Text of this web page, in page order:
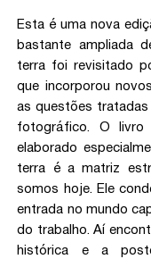
Esta é uma nova
bastante ampliada
terra foi revisitado
que incorporou
as questões tratadas
fotográfico. O livro
elaborado
terra é a matriz
somos hoje. Ele
entrada no mundo
do trabalho. Aí
histórica e a